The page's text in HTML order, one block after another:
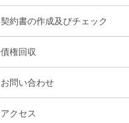
契約書の作成及びチェック
債権回収
お問い合わせ
アクセス